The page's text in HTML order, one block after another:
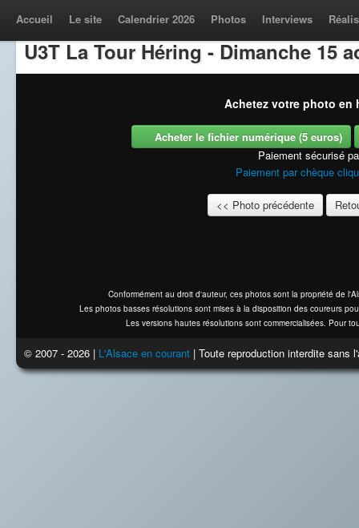
Accueil Le site Calendrier 2026 Photos Interviews
U3T La Tour Héring - Dimanche 15
Achetez votre photo en
Acheter le fichier numérique (5 euros)
Paiement sécurisé
Paiement par chèque
<< Photo précédente
Conformément au droit d'auteur, ces photos sont la propriété de
Les photos basses résolutions sont mises à la disposition des coureurs
Les versions hautes résolutions sont commercialisées. Pour
© 2007 - 2026 | L'Alsace en courant | Toute reproduction interdite sans